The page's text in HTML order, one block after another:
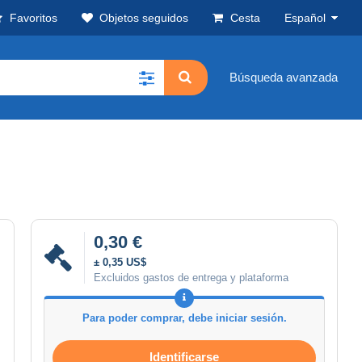
Favoritos Objetos seguidos Cesta Español
Búsqueda avanzada
0,30 €
± 0,35 US$
Excluidos gastos de entrega y plataforma
Para poder comprar, debe iniciar sesión.
Identificarse